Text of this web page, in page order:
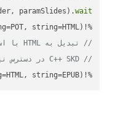
paramSlides).wait
%!(EXTRA string=HTML, string=POT, string=HTML)
// تبدیل به HTML با استفاده از Aspose.PDF
// C++ SKD در دسترس نیست
%!(EXTRA string=EPUB, string=HTML, string=EPUB)